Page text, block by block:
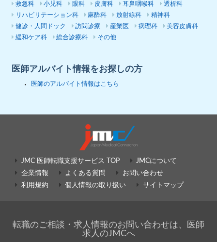
救急科 小児科 眼科 皮膚科 耳鼻咽喉科
透析科
リハビリテーション科
麻酔科 放射線科
精神科
健診・人間ドック
訪問診療 産業医 病理科
美容皮膚科
緩和ケア科
総合診療科 その他
医師アルバイト情報をお探しの方
医師のアルバイト情報はこちら
JMC 医師転職支援サービス TOP
JMCについて
企業情報
よくある質問
お問い合わせ
利用規約
個人情報の取り扱い サイトマップ
転職のご相談・求人情報のお問い合わせは、医師
求人のJMCへ